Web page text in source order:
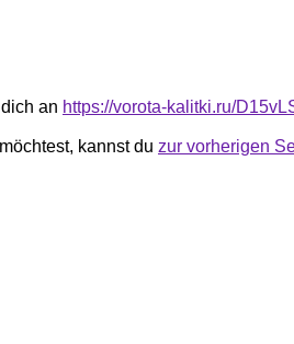
an https://vorota-kalitki.ru/
kannst du zur vorherigen